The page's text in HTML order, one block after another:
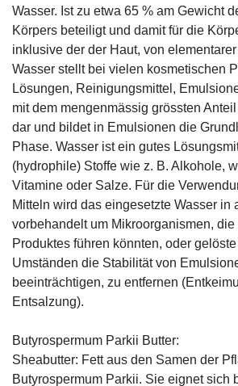
Wasser. Ist zu etwa 65 % am Gewicht
Körpers beteiligt und damit für die
inklusive der der Haut, von
Wasser stellt bei vielen kosmetischen
Lösungen, Reinigungsmittel,
mit dem mengenmässig grössten
dar und bildet in Emulsionen die
Phase. Wasser ist ein gutes
(hydrophile) Stoffe wie z. B. Alkohole,
Vitamine oder Salze. Für die
Mitteln wird das eingesetzte Wasser in
vorbehandelt um Mikroorganismen,
Produktes führen könnten, oder
Umständen die Stabilität von
beeinträchtigen, zu entfernen
Entsalzung).
Butyrospermum Parkii Butter:
Sheabutter: Fett aus den Samen der
Butyrospermum Parkii. Sie eignet sich